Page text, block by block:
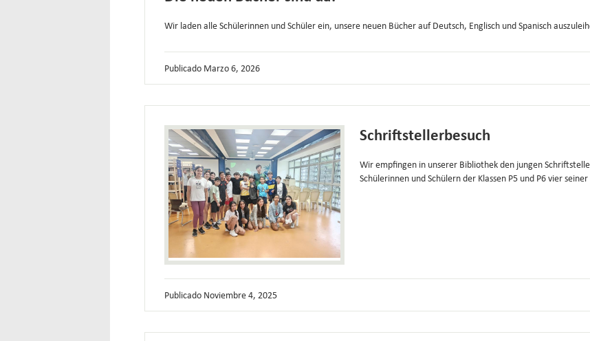
Wir laden alle Schülerinnen und Schüler ein, unsere neuen Bücher auf Deutsch, Englisch und Spanisch
Publicado Marzo 6, 2026
Schriftstellerbesuch
Wir empfingen in unserer Bibliothek den jungen
Schülerinnen und Schülern der Klassen P5 und P6 vier
Publicado Noviembre 4, 2025